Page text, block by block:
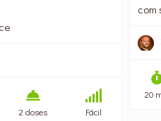
2 doses Fácil
com
20